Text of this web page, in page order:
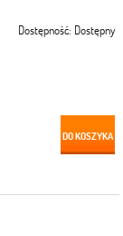
Dostępność: Dostępny
DO KOSZYKA